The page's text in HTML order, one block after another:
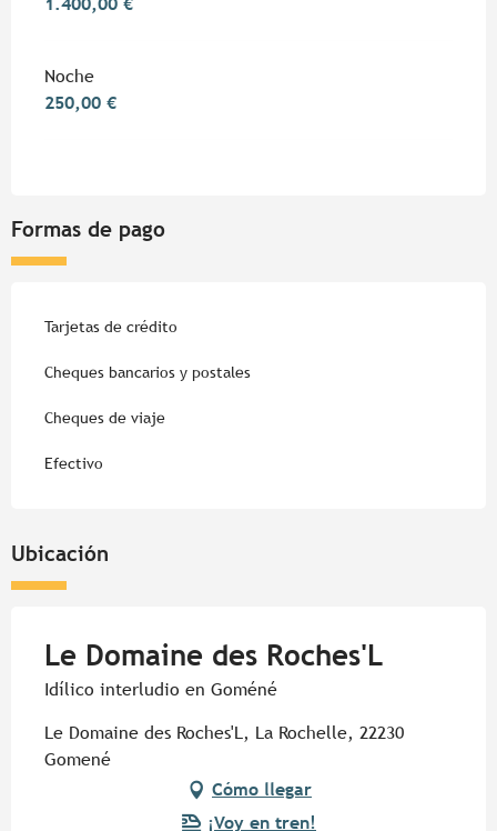
Noche
250,00 €
Formas de pago
Tarjetas de crédito
Cheques bancarios y postales
Cheques de viaje
Efectivo
Ubicación
Le Domaine des Roches'L
Idílico interludio en Goméné
Le Domaine des Roches'L, La Rochelle, 22230
Gomené
Cómo llegar
¡Voy en tren!